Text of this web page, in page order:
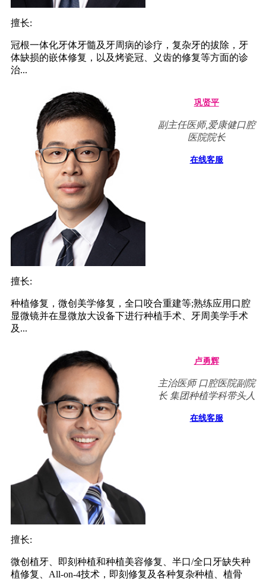
擅长:
冠根一体化牙体牙髓及牙周病的诊疗，复杂牙的拔除，牙
体缺损的嵌体修复，以及烤瓷冠、义齿的修复等方面的诊
治...
巩贤平
副主任医师,爱康健口腔
医院院长
在线客服
擅长:
种植修复，微创美学修复，全口咬合重建等;熟练应用口腔
显微镜并在显微放大设备下进行种植手术、牙周美学手术
及...
卢勇辉
主治医师 口腔医院副院
长 集团种植学科带头人
在线客服
擅长:
微创植牙、即刻种植和种植美容修复、半口/全口牙缺失种
植修复、All-on-4技术，即刻修复及各种复杂种植、植骨